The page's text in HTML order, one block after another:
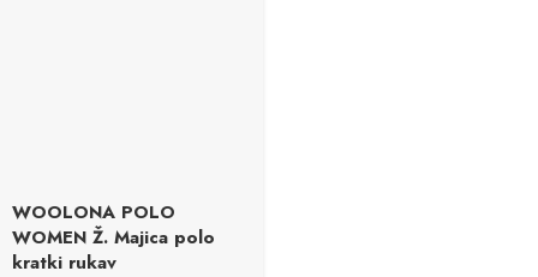
WOOLONA POLO
WOMEN Ž. Majica polo
kratki rukav